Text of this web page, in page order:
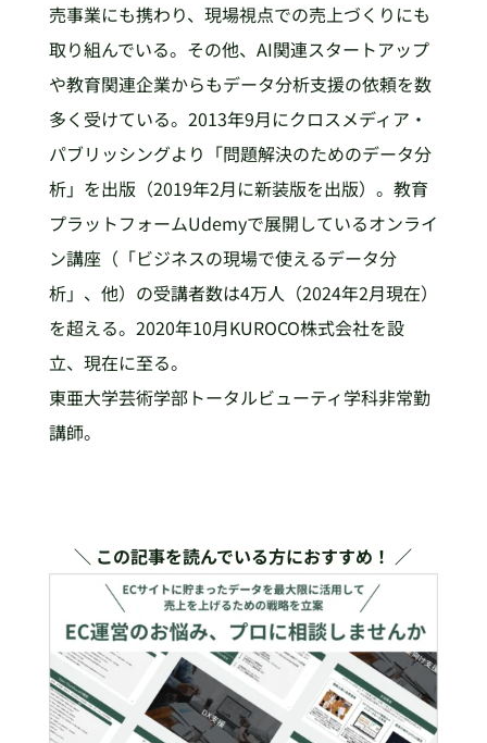
売事業にも携わり、現場視点での売上づくりにも
取り組んでいる。その他、AI関連スタートアップ
や教育関連企業からもデータ分析支援の依頼を数
多く受けている。2013年9月にクロスメディア・
パブリッシングより「問題解決のためのデータ分
析」を出版（2019年2月に新装版を出版）。教育
プラットフォームUdemyで展開しているオンライ
ン講座（「ビジネスの現場で使えるデータ分
析」、他）の受講者数は4万人（2024年2月現在）
を超える。2020年10月KUROCO株式会社を設
立、現在に至る。
東亜大学芸術学部トータルビューティ学科非常勤
講師。
＼ この記事を読んでいる方におすすめ！ ／